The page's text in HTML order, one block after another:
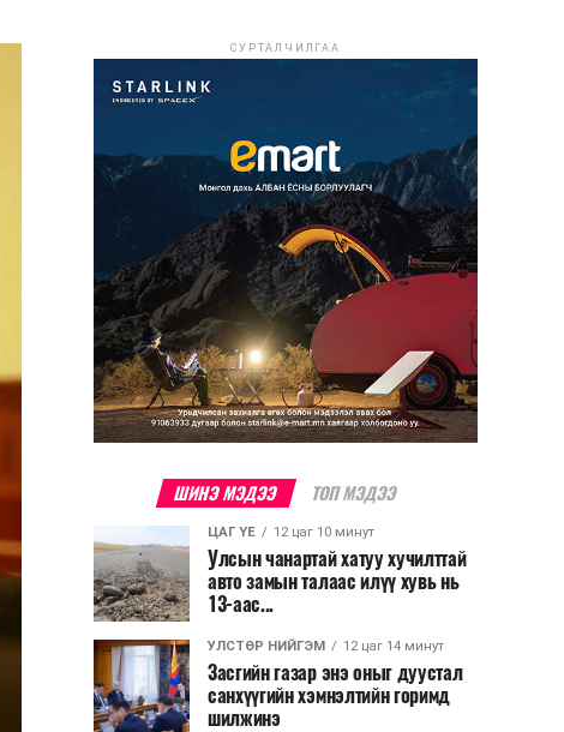
СУРТАЛЧИЛГАА
ШИНЭ МЭДЭЭ ТОП МЭДЭЭ
ЦАГ ҮЕ 12 цаг 10 минут
Улсын чанартай хатуу хучилттай
авто замын талаас илүү хувь нь
13-аас...
УЛСТӨР НИЙГЭМ 12 цаг 14 минут
Засгийн газар энэ оныг дуустал
санхүүгийн хэмнэлтийн горимд
шилжинэ